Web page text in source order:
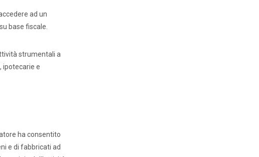
ad un
base fiscale.
strumentali a
ipotecarie e
ha consentito
e di fabbricati ad